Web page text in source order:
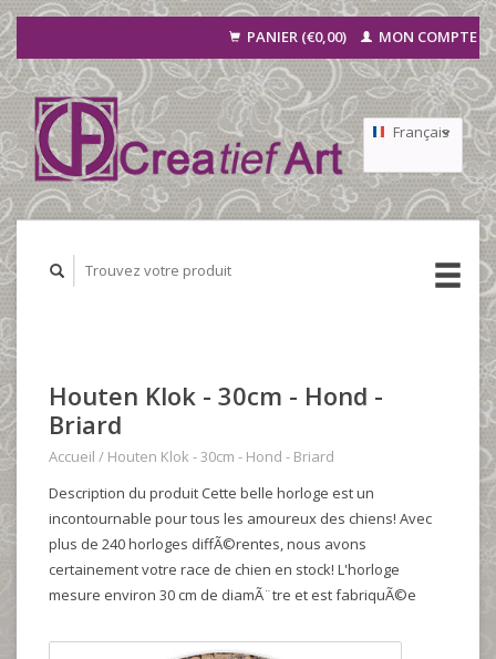
PANIER (€0,00) MON COMPTE
Français
Nederlands
Houten Klok - 30cm - Hond -
Briard
Accueil / Houten Klok - 30cm - Hond - Briard
Description du produit Cette belle horloge est un
incontournable pour tous les amoureux des chiens! Avec
plus de 240 horloges diffÃ©rentes, nous avons
certainement votre race de chien en stock! L'horloge
mesure environ 30 cm de diamÃ¨tre et est fabriquÃ©e